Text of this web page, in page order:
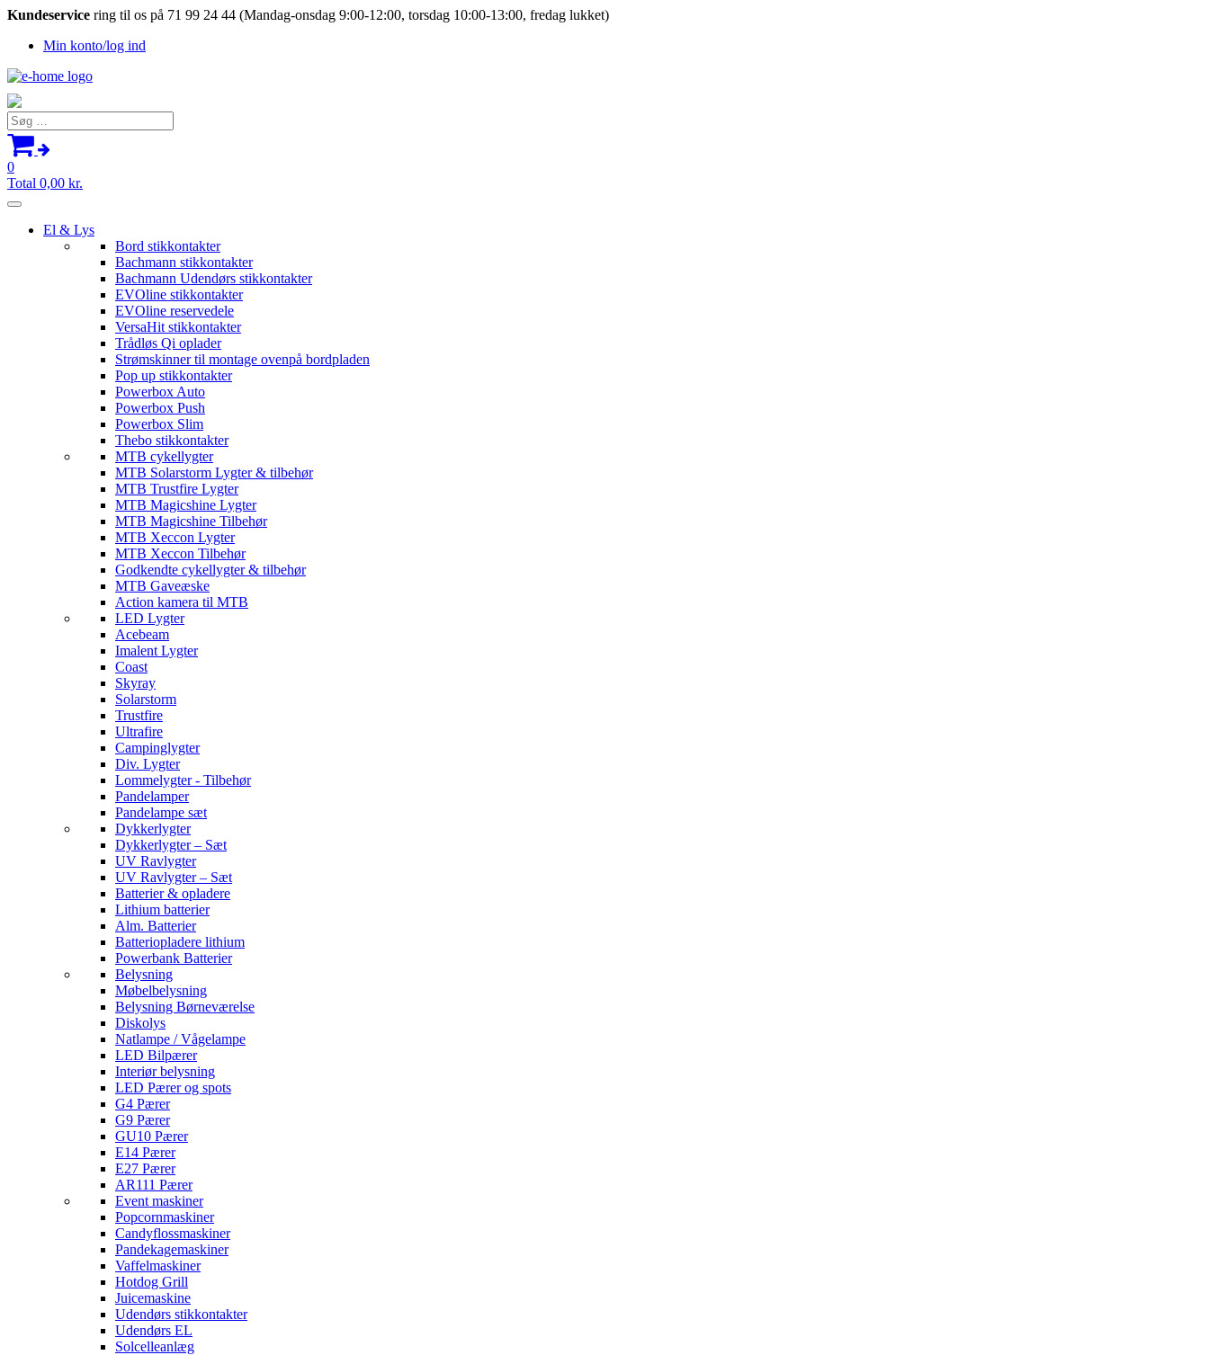
Kundeservice ring til os på 71 99 24 44 (Mandag-onsdag 9:00-12:00, torsdag 10:00-13:00, fredag lukket)
Min konto/log ind
Søg
efter:
0
Total 0,00 kr.
El & Lys
Bord stikkontakter
Bachmann stikkontakter
Bachmann Udendørs stikkontakter
EVOline stikkontakter
EVOline reservedele
VersaHit stikkontakter
Trådløs Qi oplader
Strømskinner til montage ovenpå bordpladen
Pop up stikkontakter
Powerbox Auto
Powerbox Push
Powerbox Slim
Thebo stikkontakter
MTB cykellygter
MTB Solarstorm Lygter & tilbehør
MTB Trustfire Lygter
MTB Magicshine Lygter
MTB Magicshine Tilbehør
MTB Xeccon Lygter
MTB Xeccon Tilbehør
Godkendte cykellygter & tilbehør
MTB Gaveæske
Action kamera til MTB
LED Lygter
Acebeam
Imalent Lygter
Coast
Skyray
Solarstorm
Trustfire
Ultrafire
Campinglygter
Div. Lygter
Lommelygter - Tilbehør
Pandelamper
Pandelampe sæt
Dykkerlygter
Dykkerlygter – Sæt
UV Ravlygter
UV Ravlygter – Sæt
Batterier & opladere
Lithium batterier
Alm. Batterier
Batteriopladere lithium
Powerbank Batterier
Belysning
Møbelbelysning
Belysning Børneværelse
Diskolys
Natlampe / Vågelampe
LED Bilpærer
Interiør belysning
LED Pærer og spots
G4 Pærer
G9 Pærer
GU10 Pærer
E14 Pærer
E27 Pærer
AR111 Pærer
Event maskiner
Popcornmaskiner
Candyflossmaskiner
Pandekagemaskiner
Vaffelmaskiner
Hotdog Grill
Juicemaskine
Udendørs stikkontakter
Udendørs EL
Solcelleanlæg